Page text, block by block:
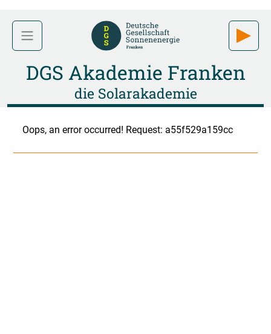
DGS Akademie Franken
die Solarakademie
Oops, an error occurred! Request: a55f529a159cc